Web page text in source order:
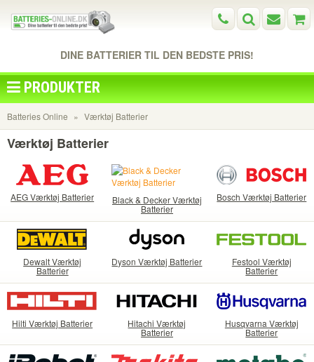
DINE BATTERIER TIL DEN BEDSTE PRIS!
PRODUKTER
Batteries Online Værktøj Batterier
Værktøj Batterier
AEG Værktøj Batterier Black & Decker Værktøj
Batterier
Bosch Værktøj Batterier
Dewalt Værktøj
Batterier
Dyson Værktøj Batterier Festool Værktøj
Batterier
Hilti Værktøj Batterier Hitachi Værktøj
Batterier
Husqvarna Værktøj
Batterier